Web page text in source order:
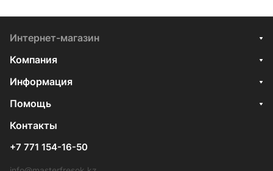
Интернет-магазин
Компания
Информация
Помощь
Контакты
+7 771 154-16-50